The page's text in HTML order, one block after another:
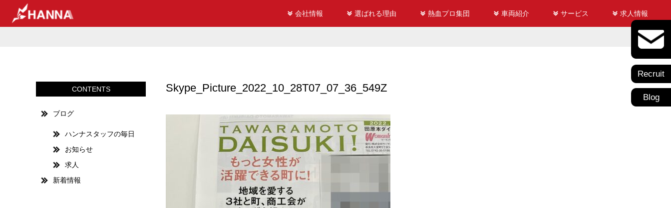
会社情報 選ばれる理由 熱血プロ集団 車両紹介 サービス 求人情報
Recruit
Blog
Skype_Picture_2022_10_28T07_07_36_549Z
CONTENTS
ブログ
ハンナスタッフの毎日
お知らせ
求人
新着情報